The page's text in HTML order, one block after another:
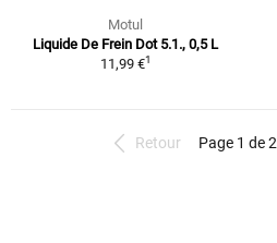
Motul
Liquide De Frein Dot 5.1., 0,5 L
11,99 €1
Retour Page 1 de 2